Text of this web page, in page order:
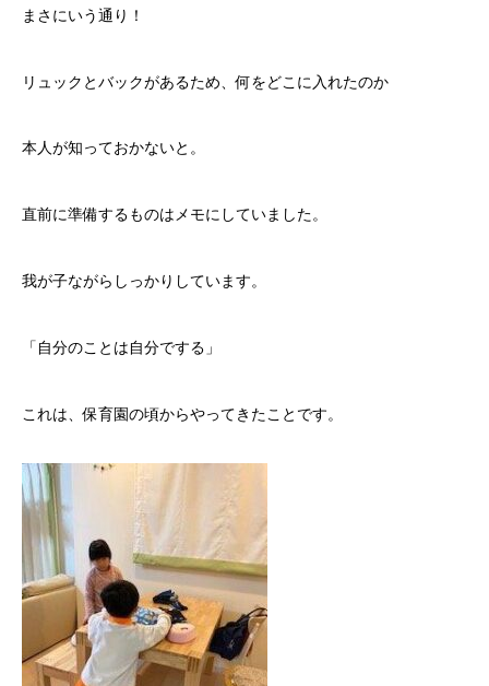
まさにいう通り！
リュックとバックがあるため、何をどこに入れたのか
本人が知っておかないと。
直前に準備するものはメモにしていました。
我が子ながらしっかりしています。
「自分のことは自分でする」
これは、保育園の頃からやってきたことです。